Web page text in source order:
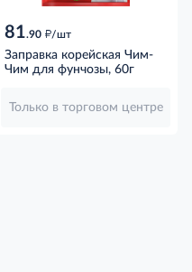
81.90 д/шт
Заправка корейская Чим-
Чим для фунчозы, 60г
Только в торговом центре